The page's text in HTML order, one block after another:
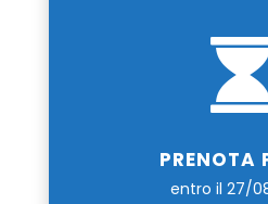
PRENOTA
entro il 27/